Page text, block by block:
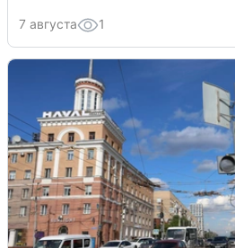
7 августа 1